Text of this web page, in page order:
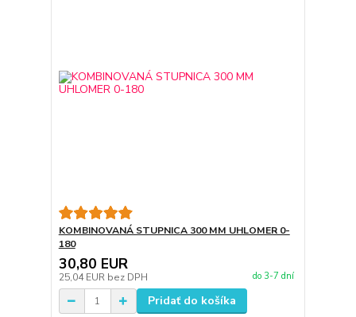
KOMBINOVANÁ STUPNICA 300 MM UHLOMER 0-
180
30,80 EUR
25,04 EUR bez DPH do 3-7 dní
Pridať do košíka